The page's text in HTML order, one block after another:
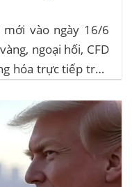
vào ngày 16/6
ngoại hối, CFD
hóa trực tiếp trên